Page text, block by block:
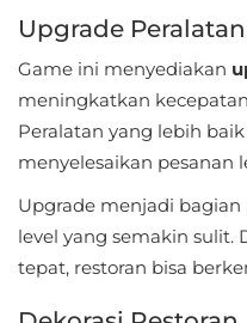
LifeStyle
Maps
&
Navigation
Medical
Music
&
Upgrade Peralatan
Game ini menyediakan
meningkatkan
Peralatan yang lebih
menyelesaikan pesanan
Upgrade menjadi
level yang semakin sulit.
tepat, restoran bisa